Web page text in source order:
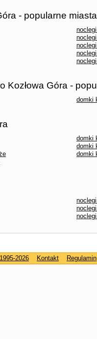
- popularne miasta
Kozłowa Góra -
domki
domki
domki
domki
2026 Kontakt Regulamin